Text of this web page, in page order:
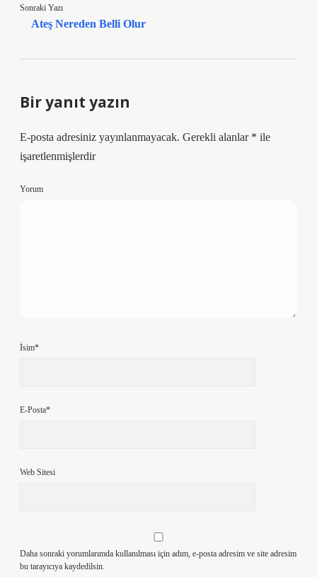
Sonraki Yazı
Ateş Nereden Belli Olur
Bir yanıt yazın
E-posta adresiniz yayınlanmayacak. Gerekli alanlar * ile
işaretlenmişlerdir
Yorum
İsim*
E-Posta*
Web Sitesi
Daha sonraki yorumlarımda kullanılması için adım, e-posta adresim ve site adresim
bu tarayıcıya kaydedilsin.